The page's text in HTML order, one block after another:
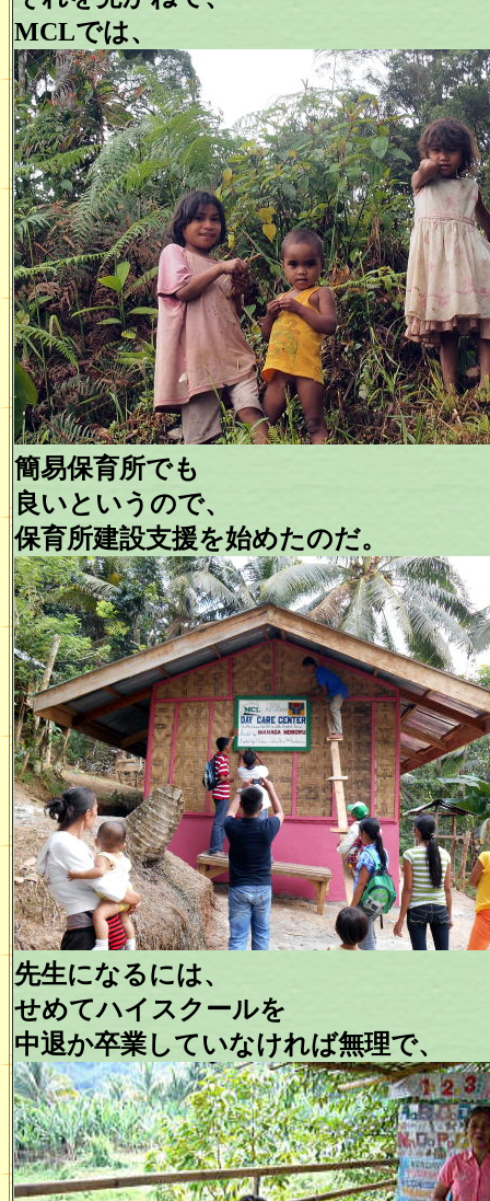
MCLでは、
簡易保育所でも
良いというので、
保育所建設支援を始めたのだ。
先生になるには、
せめてハイスクールを
中退か卒業していなければ無理で、